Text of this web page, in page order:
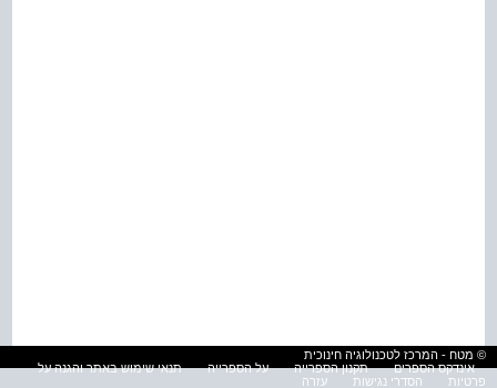
© מטח - המרכז לטכנולוגיה חינוכית
אינדקס הספרים
תקנון הספרייה על הספרייה
תנאי שימוש באתר והגנה על
פרטיות
הסדרי נגישות עזרה